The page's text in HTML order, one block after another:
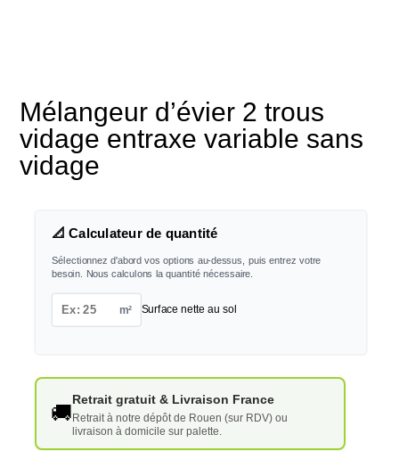
Mélangeur d’évier 2 trous
vidage entraxe variable sans
vidage
📐 Calculateur de quantité
Sélectionnez d'abord vos options au-dessus, puis entrez votre
besoin. Nous calculons la quantité nécessaire.
m² Surface nette au sol
🚚
Retrait gratuit & Livraison France
Retrait à notre dépôt de Rouen (sur RDV) ou
livraison à domicile sur palette.